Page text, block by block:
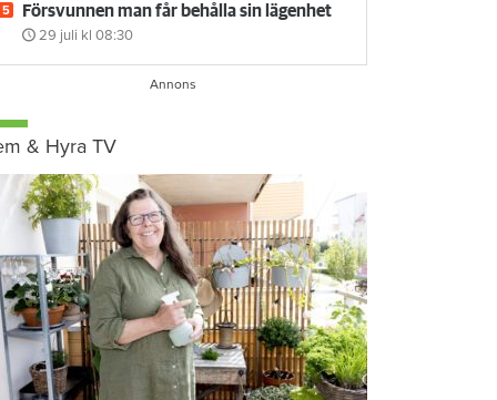
Försvunnen man får behålla sin lägenhet
29 juli kl 08:30
& Hyra TV